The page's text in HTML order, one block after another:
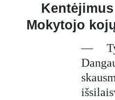
Mokytojo
—